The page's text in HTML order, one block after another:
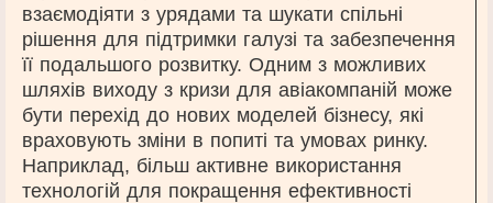
взаємодіяти з урядами та шукати спільні
рішення для підтримки галузі та забезпечення
її подальшого розвитку. Одним з можливих
шляхів виходу з кризи для авіакомпаній може
бути перехід до нових моделей бізнесу, які
враховують зміни в попиті та умовах ринку.
Наприклад, більш активне використання
технологій для покращення ефективності